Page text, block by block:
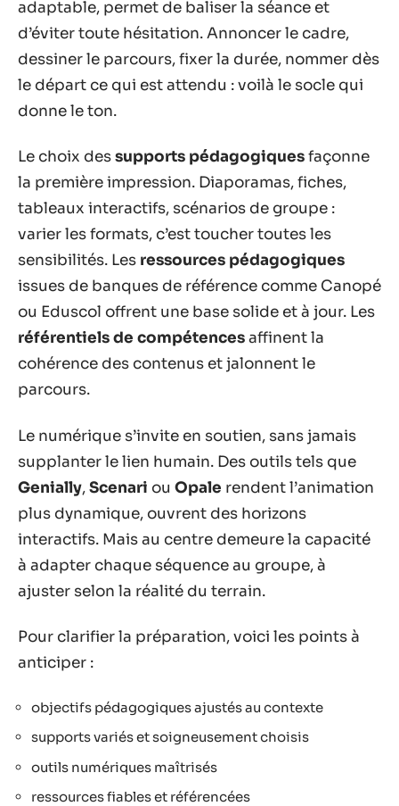
adaptable, permet de baliser la séance et
d’éviter toute hésitation. Annoncer le cadre,
dessiner le parcours, fixer la durée, nommer dès
le départ ce qui est attendu : voilà le socle qui
donne le ton.
Le choix dessupports pédagogiquesfaçonne
la première impression. Diaporamas, fiches,
tableaux interactifs, scénarios de groupe :
varier les formats, c’est toucher toutes les
sensibilités. Les ressources pédagogiques
issues de banques de référence comme Canopé
ou Eduscol offrent une base solide et à jour. Les
référentiels de compétencesaffinent la
cohérence des contenus et jalonnent le
parcours.
Le numérique s’invite en soutien, sans jamais
supplanter le lien humain. Des outils tels que
Genially,Scenari ou Opale rendent l’animation
plus dynamique, ouvrent des horizons
interactifs. Mais au centre demeure la capacité
à adapter chaque séquence au groupe, à
ajuster selon la réalité du terrain.
Pour clarifier la préparation, voici les points à
anticiper :
objectifs pédagogiques ajustés au contexte
supports variés et soigneusement choisis
outils numériques maîtrisés
ressources fiables et référencées